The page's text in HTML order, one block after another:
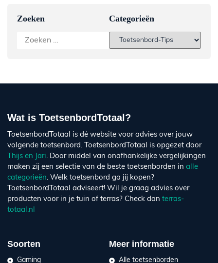
Zoeken Categorieën
Wat is ToetsenbordTotaal?
ToetsenbordTotaal is dé website voor advies over jouw
volgende toetsenbord. ToetsenbordTotaal is opgezet door
Thijs en Jari. Door middel van onafhankelijke vergelijkingen
maken zij een selectie van de beste toetsenborden in alle
categorieën. Welk toetsenbord ga jij kopen?
ToetsenbordTotaal adviseert! Wil je graag advies over
producten voor in je tuin of terras? Check dan terras-
totaal.nl
Soorten
Gaming
Meer informatie
Alle toetsenborden